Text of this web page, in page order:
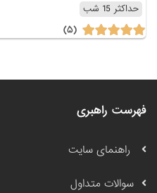
حداکثر 15 شب
(۵)
فهرست راهبری
راهنمای سایت
سوالات متداول